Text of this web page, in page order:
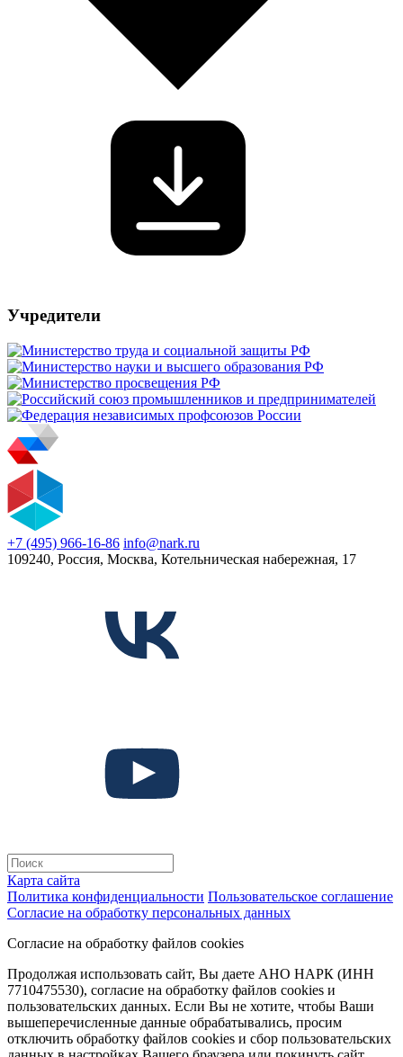
Учредители
+7 (495) 966-16-86 info@nark.ru
109240, Россия, Москва, Котельническая набережная, 17
Карта сайта
Политика конфиденциальности Пользовательское соглашение
Согласие на обработку персональных данных
Согласие на обработку файлов cookies
Продолжая использовать сайт, Вы даете АНО НАРК (ИНН
7710475530), согласие на обработку файлов cookies и
пользовательских данных. Если Вы не хотите, чтобы Ваши
вышеперечисленные данные обрабатывались, просим
отключить обработку файлов cookies и сбор пользовательских